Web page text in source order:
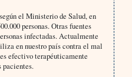
el Ministerio de Salud, en
personas. Otras fuentes
infectadas. Actualmente
en nuestro país contra el mal
efectivo terapéuticamente
pacientes.